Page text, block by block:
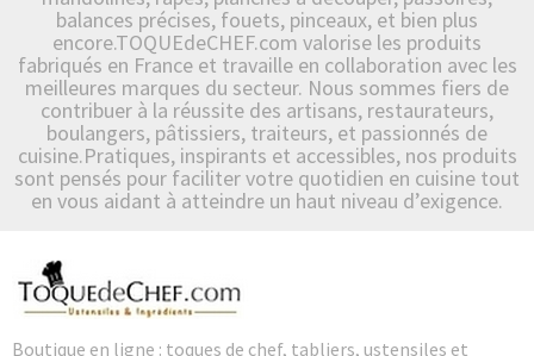
balances précises, fouets, pinceaux, et bien plus
encore.TOQUEdeCHEF.com valorise les produits
fabriqués en France et travaille en collaboration avec les
meilleures marques du secteur. Nous sommes fiers de
contribuer à la réussite des artisans, restaurateurs,
boulangers, pâtissiers, traiteurs, et passionnés de
cuisine.Pratiques, inspirants et accessibles, nos produits
sont pensés pour faciliter votre quotidien en cuisine tout
en vous aidant à atteindre un haut niveau d’exigence.
Boutique en ligne : toques de chef, tabliers, ustensiles et